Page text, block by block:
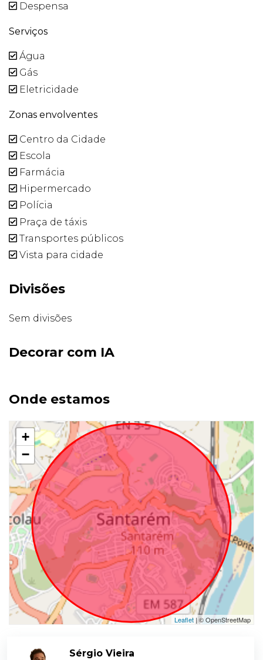
Despensa
Serviços
Água
Gás
Eletricidade
Zonas envolventes
Centro da Cidade
Escola
Farmácia
Hipermercado
Polícia
Praça de táxis
Transportes públicos
Vista para cidade
Divisões
Sem divisões
Decorar com IA
Onde estamos
+
−
Leaflet | © OpenStreetMap
Sérgio Vieira